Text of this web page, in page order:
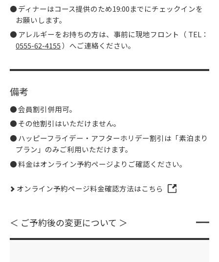
ディナーはコース提供のため19:00までにチェックインを
お願いします。
アレルギーをお持ちの方は、事前に現地フロント（ TEL：
0555-62-4155）へご連絡ください。
備考
会員割引併用可。
その他割引はいただけません。
ハッピーフライデー・アフターホリデー割引は「素泊まり
プラン」のみご利用いただけます。
料金はオンライン予約ページよりご確認ください。
オンライン予約ページ料金確認方法はこちら
＜ ご予約後の変更について ＞